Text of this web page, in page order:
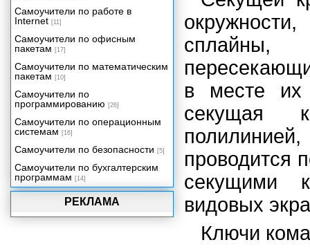
в месте их
секущая
проводится
секущими
видовых
Ключи
РЕКЛАМА
Работа со ссылками
Приложение. Перечень команд.
Самоучители по работе в
Internet [11]
Самоучители по офисным
пакетам [17]
Самоучители по математическим
пакетам [10]
Самоучители по
программированию [26]
Самоучители по операционным
системам [16]
Самоучители по безопасности [5]
Самоучители по бухгалтерским
программам [14]